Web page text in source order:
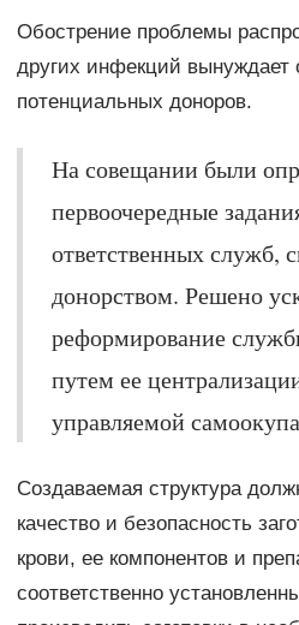
Обострение проблемы
других инфекций вынуждает
потенциальных доноров.
На совещании были
первоочередные
ответственных служб,
донорством. Решено
реформирование
путем ее
управляемой
Создаваемая структура
качество и безопасность
крови, ее компонентов и
соответственно